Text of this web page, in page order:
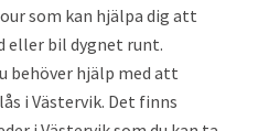
som kan hjälpa dig att
eller bil dygnet runt.
behöver hjälp med att
i Västervik. Det finns